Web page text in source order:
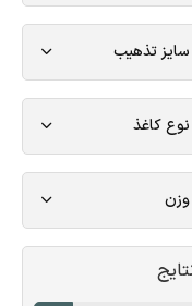
سایز تذهیب
کاغذ
وزن